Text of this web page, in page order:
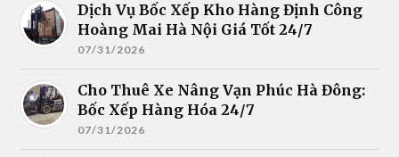
Dịch Vụ Bốc Xếp Kho Hàng Định Công
Hoàng Mai Hà Nội Giá Tốt 24/7
07/31/2026
Cho Thuê Xe Nâng Vạn Phúc Hà Đông:
Bốc Xếp Hàng Hóa 24/7
07/31/2026